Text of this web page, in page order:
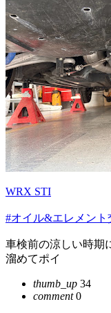
WRX STI
#オイル&エレメント
車検前の涼しい時期
溜めてポイ
thumb_up 34
comment0